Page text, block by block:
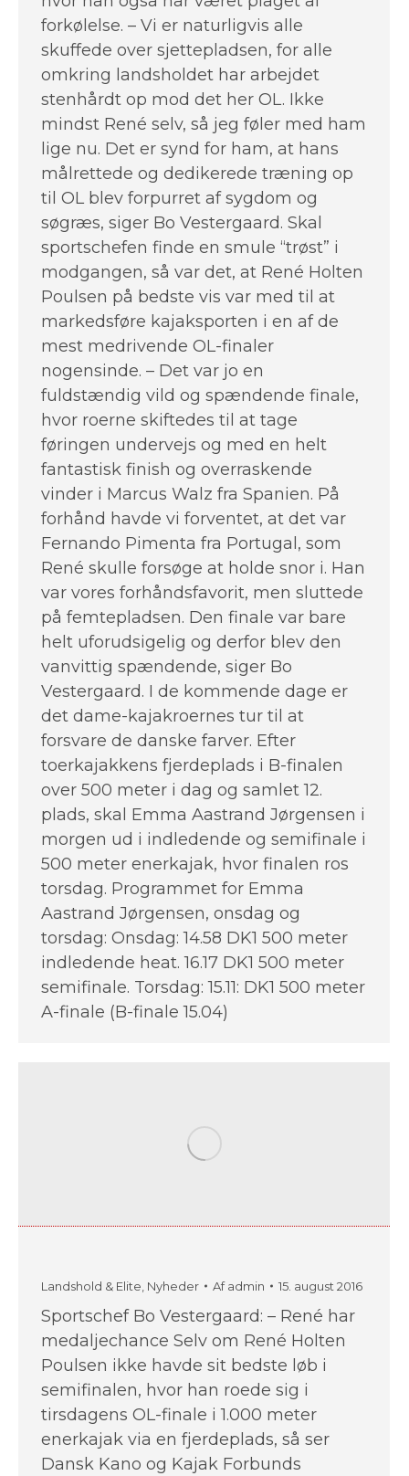
forkølelse. – Vi er naturligvis alle
skuffede over sjettepladsen, for alle
omkring landsholdet har arbejdet
stenhårdt op mod det her OL. Ikke
mindst René selv, så jeg føler med ham
lige nu. Det er synd for ham, at hans
målrettede og dedikerede træning op
til OL blev forpurret af sygdom og
søgræs, siger Bo Vestergaard. Skal
sportschefen finde en smule “trøst” i
modgangen, så var det, at René Holten
Poulsen på bedste vis var med til at
markedsføre kajaksporten i en af de
mest medrivende OL-finaler
nogensinde. – Det var jo en
fuldstændig vild og spændende finale,
hvor roerne skiftedes til at tage
føringen undervejs og med en helt
fantastisk finish og overraskende
vinder i Marcus Walz fra Spanien. På
forhånd havde vi forventet, at det var
Fernando Pimenta fra Portugal, som
René skulle forsøge at holde snor i. Han
var vores forhåndsfavorit, men sluttede
på femtepladsen. Den finale var bare
helt uforudsigelig og derfor blev den
vanvittig spændende, siger Bo
Vestergaard. I de kommende dage er
det dame-kajakroernes tur til at
forsvare de danske farver. Efter
toerkajakkens fjerdeplads i B-finalen
over 500 meter i dag og samlet 12.
plads, skal Emma Aastrand Jørgensen i
morgen ud i indledende og semifinale i
500 meter enerkajak, hvor finalen ros
torsdag. Programmet for Emma
Aastrand Jørgensen, onsdag og
torsdag: Onsdag: 14.58 DK1 500 meter
indledende heat. 16.17 DK1 500 meter
semifinale. Torsdag: 15.11: DK1 500 meter
A-finale (B-finale 15.04)
Landshold & Elite, Nyheder Afadmin 15. august 2016
Sportschef Bo Vestergaard: – René har
medaljechance Selv om René Holten
Poulsen ikke havde sit bedste løb i
semifinalen, hvor han roede sig i
tirsdagens OL-finale i 1.000 meter
enerkajak via en fjerdeplads, så ser
Dansk Kano og Kajak Forbunds